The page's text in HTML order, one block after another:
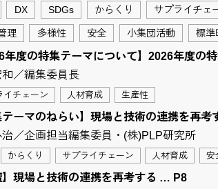
DX SDGs からくり サプライチェ
理 多様性 安全 小集団活動 標準
年度の特集テーマについて】2026年度の
／編集委員長
イチェーン 人材育成 生産性
テーマのねらい】現場と技術の連携を再
／企画担当編集委員・(株)PLP研究所
からくり サプライチェーン 人材育成 安
】現場と技術の連携を再考する … P8